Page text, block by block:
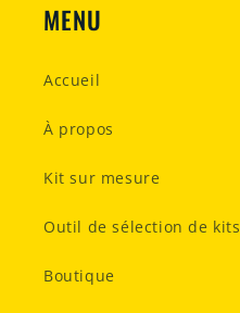
MENU
Accueil
À propos
Kit sur mesure
Outil de sélection de kits
Boutique